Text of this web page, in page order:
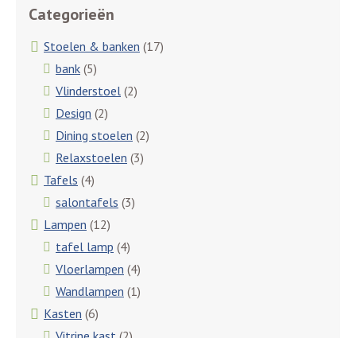
Categorieën
Stoelen & banken (17)
bank (5)
Vlinderstoel (2)
Design (2)
Dining stoelen (2)
Relaxstoelen (3)
Tafels (4)
salontafels (3)
Lampen (12)
tafel lamp (4)
Vloerlampen (4)
Wandlampen (1)
Kasten (6)